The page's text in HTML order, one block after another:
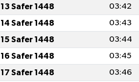
13 Safer 1448 03:42
14 Safer 1448 03:43
15 Safer 1448 03:44
16 Safer 1448 03:45
17 Safer 1448 03:46